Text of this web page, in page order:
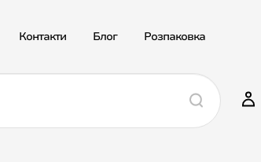
Контакти Блог Розпаковка